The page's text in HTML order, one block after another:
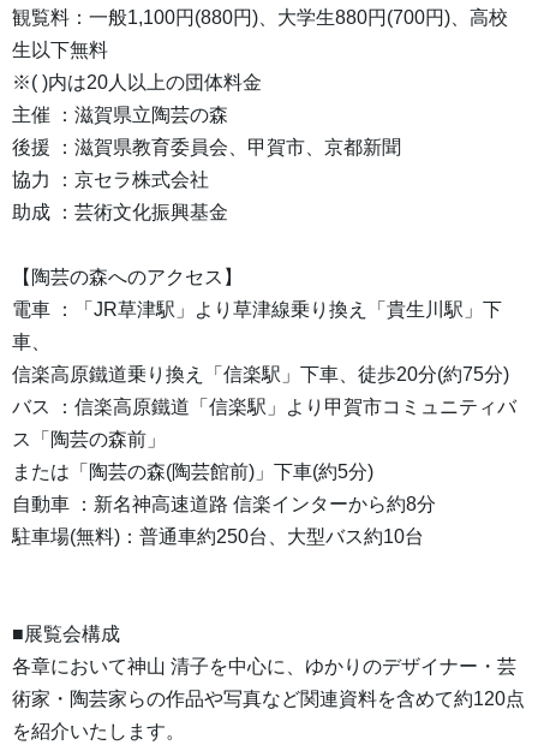
観覧料：一般1,100円(880円)、大学生880円(700円)、高校
生以下無料
※( )内は20人以上の団体料金
主催 ：滋賀県立陶芸の森
後援 ：滋賀県教育委員会、甲賀市、京都新聞
協力 ：京セラ株式会社
助成 ：芸術文化振興基金
【陶芸の森へのアクセス】
電車 ：「JR草津駅」より草津線乗り換え「貴生川駅」下
車、
信楽高原鐵道乗り換え「信楽駅」下車、徒歩20分(約75分)
バス ：信楽高原鐵道「信楽駅」より甲賀市コミュニティバ
ス「陶芸の森前」
または「陶芸の森(陶芸館前)」下車(約5分)
自動車 ：新名神高速道路 信楽インターから約8分
駐車場(無料)：普通車約250台、大型バス約10台
■展覧会構成
各章において神山 清子を中心に、ゆかりのデザイナー・芸
術家・陶芸家らの作品や写真など関連資料を含めて約120点
を紹介いたします。